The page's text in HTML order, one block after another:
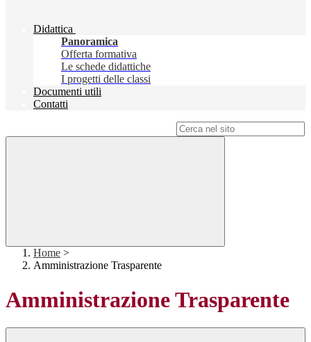
Didattica
Panoramica
Offerta formativa
Le schede didattiche
I progetti delle classi
Documenti utili
Contatti
Home >
Amministrazione Trasparente
Amministrazione Trasparente